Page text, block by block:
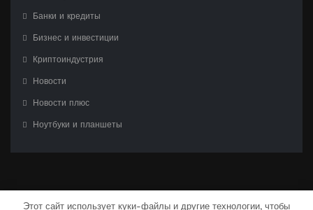
Банки и кредиты
Бизнес и инвестиции
Криптоиндустрия
Новости
Новости плюс
Ноутбуки и планшеты
Этот сайт использует куки-файлы и другие технологии, чтобы